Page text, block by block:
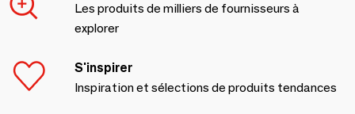
Les produits de milliers de fournisseurs à
explorer
S'inspirer
Inspiration et sélections de produits tendances